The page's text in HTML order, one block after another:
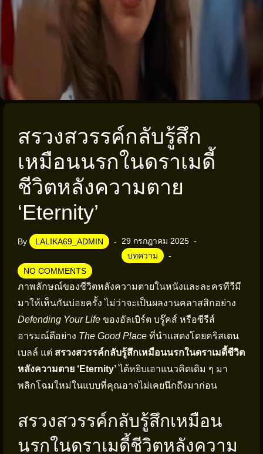
สรวงสวรรค์กลับรู้สึก
เหมือนนรกในดราเมดี้
ชีวิตหลังความตาย
‘Eternity’
By LALIKA69_ADMIN
29 กรกฎาคม 2025
บทความ
NO COMMENTS
ภาพลักษณ์ของชีวิตหลังความตายในหนังและละครทีวีมี
มาให้เห็นกันบ่อยครั้ง ไม่ว่าจะเป็นผลงานคลาสสิกอย่าง
Defending Your Life ของอัลเบิร์ต บรู๊คส์ หรือซีรีส์
อารมณ์ดีอย่าง The Good Place ที่นำแสดงโดยคริสเตน
เบลล์ แต่ สรวงสวรรค์กลับรู้สึกเหมือนนรกในดราเมดี้ชีวิต
หลังความตาย ‘Eternity’ได้หยิบเอาแนวคิดเดิม ๆ มา
พลิกโฉมใหม่ในแบบที่คุณอาจไม่เคยนึกถึงมาก่อน
สรวงสวรรค์กลับรู้สึกเหมือน
นรกในดราเมดี้ชีวิตหลังความ